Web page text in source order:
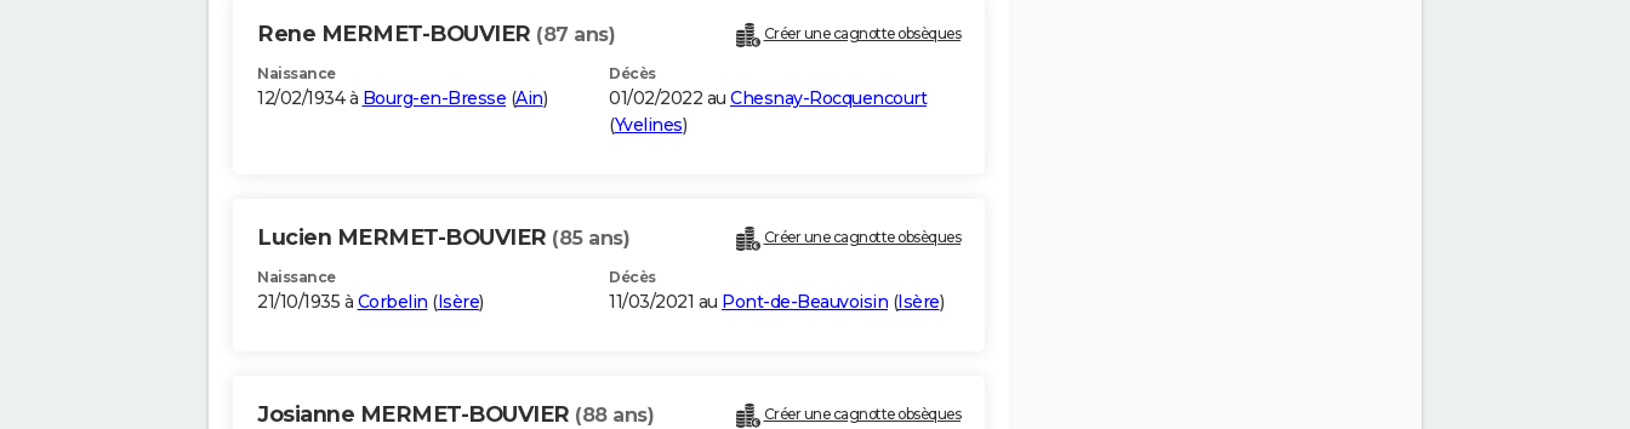
Rene MERMET-BOUVIER (87 ans) Créer une cagnotte obsèques
Naissance
12/02/1934 à Bourg-en-Bresse (Ain)
Décès
01/02/2022 au Chesnay-Rocquencourt
(Yvelines)
Lucien MERMET-BOUVIER (85 ans) Créer une cagnotte obsèques
Naissance
21/10/1935 à Corbelin (Isère)
Décès
11/03/2021 au Pont-de-Beauvoisin (Isère)
Josianne MERMET-BOUVIER (88 ans) Créer une cagnotte obsèques